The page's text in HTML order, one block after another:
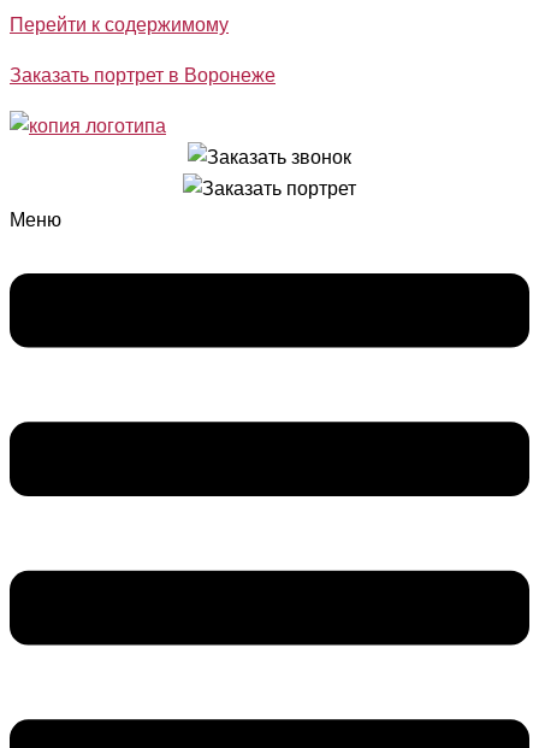
Перейти к содержимому
Заказать портрет в Воронеже
Меню